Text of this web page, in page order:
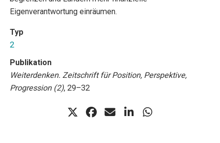
Eigenverantwortung einräumen.
Typ
2
Publikation
Weiterdenken. Zeitschrift für Position, Perspektive,
Progression (2), 29–32